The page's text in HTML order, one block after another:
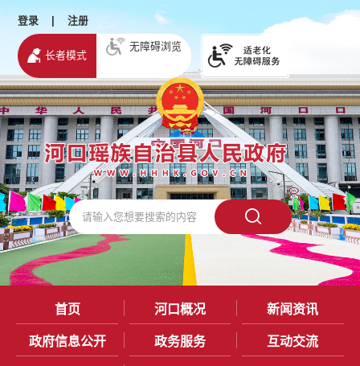
登录 | 注册
长者模式
无障碍浏览
首页 河口概况 新闻资讯
政府信息公开 政务服务 互动交流